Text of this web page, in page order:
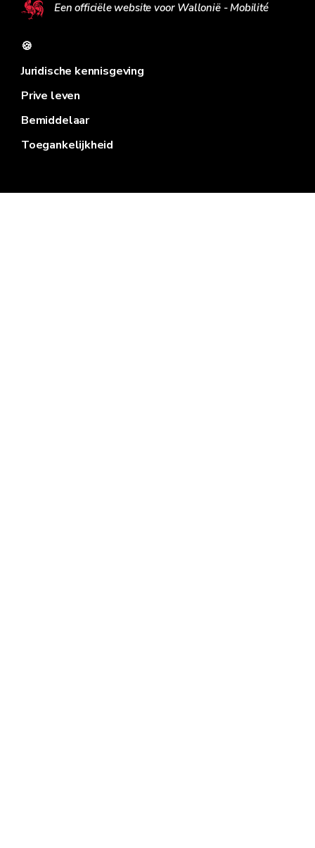
Een officiële website voor Wallonië - Mobilité
🍪
Juridische kennisgeving
Prive leven
Bemiddelaar
Toegankelijkheid